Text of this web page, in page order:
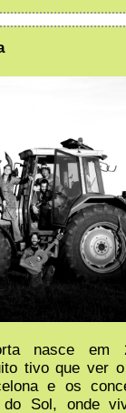
nasce em
tivo que ver
e os
Sol, onde